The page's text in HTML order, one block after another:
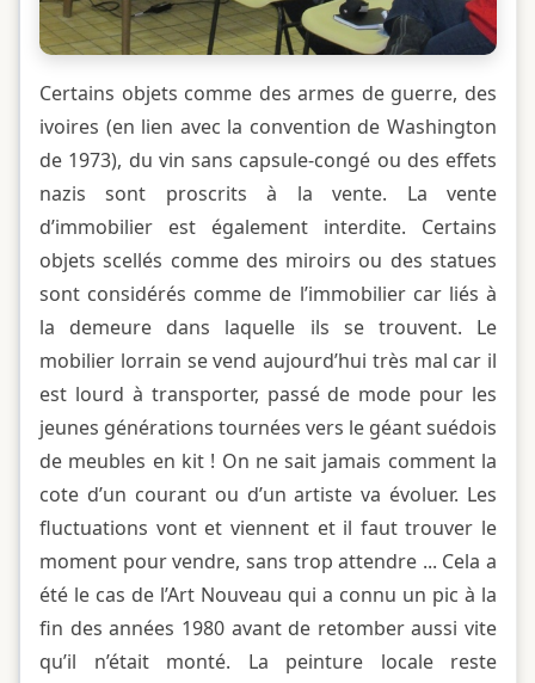
Certains objets comme des armes de guerre, des
ivoires (en lien avec la convention de Washington
de 1973), du vin sans capsule-congé ou des effets
nazis sont proscrits à la vente. La vente
d’immobilier est également interdite. Certains
objets scellés comme des miroirs ou des statues
sont considérés comme de l’immobilier car liés à
la demeure dans laquelle ils se trouvent. Le
mobilier lorrain se vend aujourd’hui très mal car il
est lourd à transporter, passé de mode pour les
jeunes générations tournées vers le géant suédois
de meubles en kit ! On ne sait jamais comment la
cote d’un courant ou d’un artiste va évoluer. Les
fluctuations vont et viennent et il faut trouver le
moment pour vendre, sans trop attendre ... Cela a
été le cas de l’Art Nouveau qui a connu un pic à la
fin des années 1980 avant de retomber aussi vite
qu’il n’était monté. La peinture locale reste